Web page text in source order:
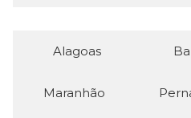
Alagoas
Maranhão